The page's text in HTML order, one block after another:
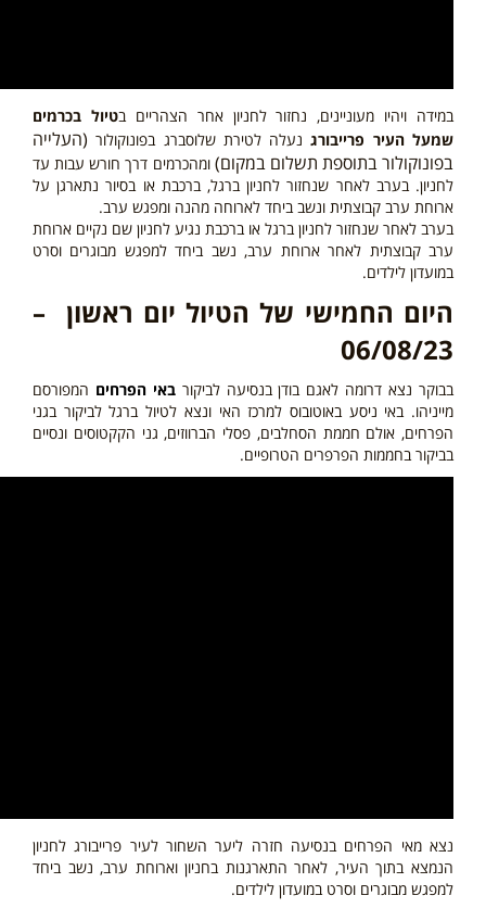
במידה ויהיו מעוניינים, נחזור לחניון אחר הצהריים בטיול בכרמים
שמעל העיר פרייבורגנעלה לטירת שלוסברג בפונוקולור (העלייה
בפונוקולור בתוספת תשלום במקום) ומהכרמים דרך חורש עבות עד
לחניון. בערב לאחר שנחזור לחניון ברגל, ברכבת או בסיור נתארגן על
ארוחת ערב קבוצתית ונשב ביחד לארוחה מהנה ומפגש ערב.
בערב לאחר שנחזור לחניון ברגל או ברכבת נגיע לחניון שם נקיים ארוחת
ערב קבוצתית לאחר ארוחת ערב, נשב ביחד למפגש מבוגרים וסרט
במועדון לילדים.
היום החמישי של הטיול יום ראשון –
06/08/23
בבוקר נצא דרומה לאגם בודן בנסיעה לביקורבאי הפרחים המפורסם
מייניהו. באי ניסע באוטובוס למרכז האי ונצא לטיול ברגל לביקור בגני
הפרחים, אולם חממת הסחלבים, פסלי הברווזים, גני הקקטוסים ונסיים
בביקור בחממות הפרפרים הטרופיים.
נצא מאי הפרחים בנסיעה חזרה ליער השחור לעיר פרייבורג לחניון
הנמצא בתוך העיר, לאחר התארגנות בחניון וארוחת ערב, נשב ביחד
למפגש מבוגרים וסרט במועדון לילדים.